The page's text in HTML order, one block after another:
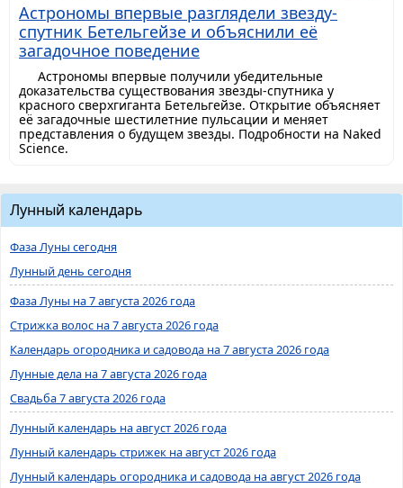
Астрономы впервые разглядели звезду-
спутник Бетельгейзе и объяснили её
загадочное поведение
Астрономы впервые получили убедительные
доказательства существования звезды-спутника у
красного сверхгиганта Бетельгейзе. Открытие объясняет
её загадочные шестилетние пульсации и меняет
представления о будущем звезды. Подробности на Naked
Science.
Лунный календарь
Фаза Луны сегодня
Лунный день сегодня
Фаза Луны на 7 августа 2026 года
Стрижка волос на 7 августа 2026 года
Календарь огородника и садовода на 7 августа 2026 года
Лунные дела на 7 августа 2026 года
Свадьба 7 августа 2026 года
Лунный календарь на август 2026 года
Лунный календарь стрижек на август 2026 года
Лунный календарь огородника и садовода на август 2026 года